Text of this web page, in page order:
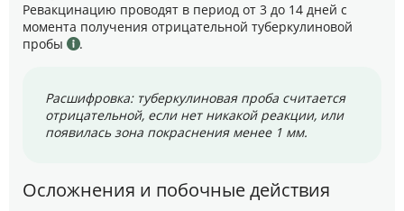
Ревакцинацию проводят в период от 3 до 14 дней с
момента получения отрицательной туберкулиновой
пробы
.
Расшифровка: туберкулиновая проба считается
отрицательной, если нет никакой реакции, или
появилась зона покраснения менее 1 мм.
Осложнения и побочные действия